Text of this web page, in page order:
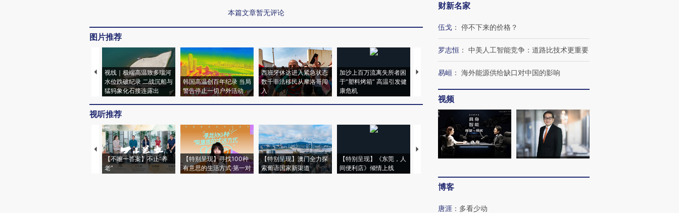
本篇文章暂无评论
图片推荐
视线｜极端高温致多瑙河
水位跌破纪录 二战沉船与
猛犸象化石接连露出
韩国高温创百年纪录 当局
警告停止一切户外活动
西班牙休达进入紧急状态
数千非法移民从摩洛哥闯
入
加沙上百万流离失所者困
于“塑料烤箱” 高温引发健
康危机
视线｜HYROX的吸金
心“花钱找虐”？
马航飞行员跨国走私7万
毒品
育部长拱下台
视听推荐
【不唯一答案】不止“养
老”
【特别呈现】寻找100种
有意思的生活方式·第一对
【特别呈现】澳门全力探
索葡语国家新渠道
【特别呈现】《东莞，人
间便利店》倾情上线
【推广】走进第四届链博
会，让数智科技“链”接产
【特别呈现】寻找100种
【商旅对话】华住集团
CFO：不靠规模取胜，华
财新名家
伍戈 ： 停不下来的价格？
罗志恒 ： 中美人工智能竞争：道路比技术更重要
易峘 ： 海外能源供给缺口对中国的影响
视频
博客
唐涯 ： 多看少动